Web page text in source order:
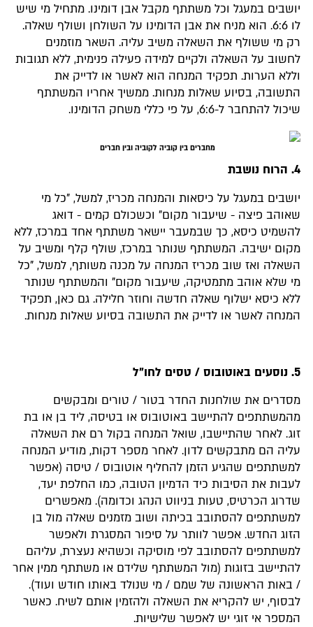
יושבים במעגל וכל משתתף מקבל אבן דומינו. מתחיל מי שיש
לו 6:6. הוא מניח את אבן הדומינו על השולחן ושולף שאלה.
רק מי ששולף את השאלה משיב עליה. השאר מוזמנים
לחשוב על השאלה ולקיים למידה פעילה פנימית, ללא תגובות
וללא הערות. תפקיד המנחה הוא לאשר או לדייק את
התשובה, בסיוע שאלות מנחות. ממשיך אחריו המשתתף
שיכול להתחבר ל-6:6, על פי כללי משחק הדומינו.
מחברים בין קוביה לקוביה ובין חברים
4. הרוח נושבת
יושבים במעגל על כיסאות והמנחה מכריז, למשל, "כל מי
שאוהב פיצה - שיעבור מקום" וכשכולם קמים - דואג
להשמיט כיסא, כך שבמעבר יישאר משתתף אחד במרכז, ללא
מקום ישיבה. המשתתף שנותר במרכז, שולף קלף ומשיב על
השאלה ואז שוב מכריז המנחה על מכנה משותף, למשל, "כל
מי שלא אוהב מתמטיקה, שיעבור מקום" והמשתתף שנותר
ללא כיסא ישלוף שאלה חדשה וחוזר חלילה. גם כאן, תפקיד
המנחה לאשר או לדייק את התשובה בסיוע שאלות מנחות.
5. נוסעים באוטובוס / טסים לחו"ל
מסדרים את שולחנות החדר בטור / טורים ומבקשים
מהמשתתפים להתיישב באוטובוס או בטיסה, ליד בן או בת
זוג. לאחר שהתיישבו, שואל המנחה בקול רם את השאלה
עליה הם מתבקשים לדון. לאחר מספר דקות, מודיע המנחה
למשתתפים שהגיע הזמן להחליף אוטובוס / טיסה (אפשר
לעבות את הסיבות כיד הדמיון הטובה, כמו החלפת יעד,
שדרוג הכרטיס, טעות בניווט הנהג וכדומה). מאפשרים
למשתתפים להסתובב בכיתה ושוב מזמנים שאלה מול בן
הזוג החדש. אפשר לוותר על סיפור המסגרת ולאפשר
למשתתפים להסתובב לפי מוסיקה וכשהיא נעצרת, עליהם
להתיישב בזוגות (מול המשתתף שלידם או משתתף ממין אחר
/ באות הראשונה של שמם / מי שנולד באותו חודש ועוד).
לבסוף, יש להקריא את השאלה ולהזמין אותם לשיח. כאשר
המספר אי זוגי יש לאפשר שלישיות.